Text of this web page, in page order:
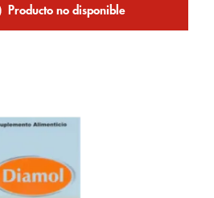
Producto no disponible